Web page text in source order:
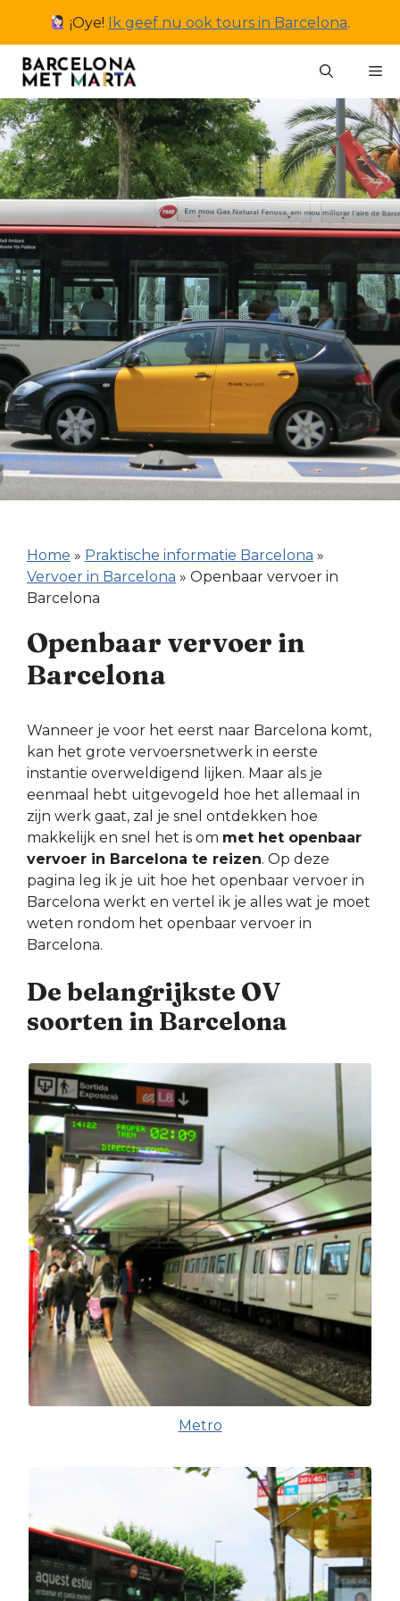
inhoud
¡Oye! Ik geef nu ook tours in Barcelona.
Home » Praktische informatie Barcelona »
Vervoer in Barcelona » Openbaar vervoer in
Barcelona
Openbaar vervoer in
Barcelona
Wanneer je voor het eerst naar Barcelona komt,
kan het grote vervoersnetwerk in eerste
instantie overweldigend lijken. Maar als je
eenmaal hebt uitgevogeld hoe het allemaal in
zijn werk gaat, zal je snel ontdekken hoe
makkelijk en snel het is om met het openbaar
vervoer in Barcelona te reizen. Op deze
pagina leg ik je uit hoe het openbaar vervoer in
Barcelona werkt en vertel ik je alles wat je moet
weten rondom het openbaar vervoer in
Barcelona.
De belangrijkste OV
soorten in Barcelona
Metro